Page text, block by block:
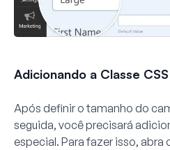
Adicionando a Classe CSS
Após definir o tamanho do
seguida, você precisará
especial. Para fazer isso, abra